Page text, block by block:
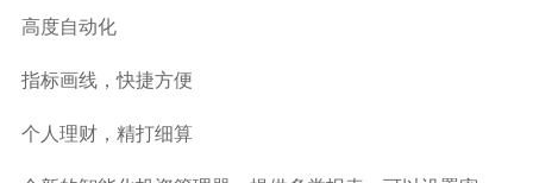
高度自动化
指标画线，快捷方便
个人理财，精打细算